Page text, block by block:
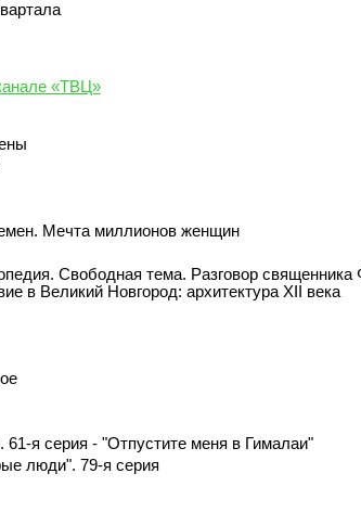
«ТВЦ»
Мечта миллионов женщин
Свободная тема. Разговор священника
в Великий Новгород: архитектура XII века
я серия - "Отпустите меня в Гималаи"
люди". 79-я серия